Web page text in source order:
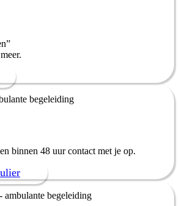
binnen 48 uur contact met je op.